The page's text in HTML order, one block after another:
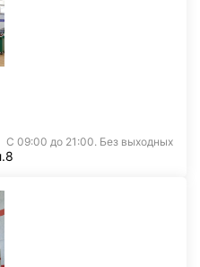
С 09:00 до 21:00. Без выходных